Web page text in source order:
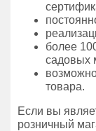
более
садовых
товара.
Если вы
розничный